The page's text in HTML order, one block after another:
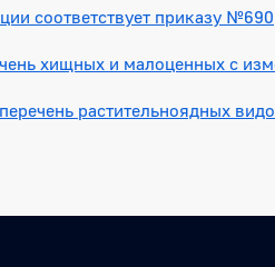
соответствует приказу №690
хищных и малоценных с
растительноядных